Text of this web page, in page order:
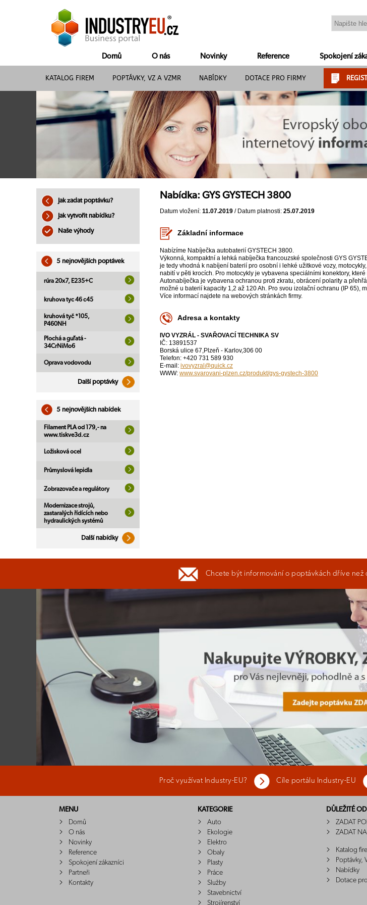
Domů O nás Novinky Reference Spokojení
KATALOG FIREM POPTÁVKY, VZ A VZMR NABÍDKY DOTACE PRO FIRMY
Jak zadat poptávku?
Jak vytvořit nabídku?
Naše výhody
5 nejnovějších poptávek
rúra 20x7, E235+C
kruhova tyc 46 c45
kruhová tyč *105,
P460NH
Plochá a guľatá -
34CrNiMo6
Oprava vodovodu
Další poptávky
5 nejnovějších nabídek
Filament PLA od 179,- na
www.tiskve3d.cz
Ložisková ocel
Průmyslová lepidla
Zobrazovače a regulátory
Modernizace strojů,
zastaralých řídících nebo
hydraulických systémů
Další nabídky
Nabídka: GYS GYSTECH 3800
Datum vložení: 11.07.2019 / Datum platnosti: 25.07.2019
Základní informace
Nabízíme Nabíječka autobaterií GYSTECH 3800.
Výkonná, kompaktní a lehká nabíječka francouzské společnosti GYS
je tedy vhodná k nabíjení baterií pro osobní i lehké užitkové vozy,
nabití v pěti krocích. Pro motocykly je vybavena speciálními konektory,
Autonabíječka je vybavena ochranou proti zkratu, obrácení polarity a
možné u baterií kapacity 1,2 až 120 Ah. Pro svou izolační ochranu (IP 65),
Více informací najdete na webových stránkách firmy.
Adresa a kontakty
IVO VYZRÁL - SVAŘOVACÍ TECHNIKA SV
IČ: 13891537
Borská ulice 67,Plzeň - Karlov,306 00
Telefon: +420 731 589 930
E-mail: ivovyzral@quick.cz
WWW: www.svarovani-plzen.cz/produkt/gys-gystech-3800
Chcete být informování o poptávkách dříve než
Proč využívat Industry-EU? Cíle portálu Industry-EU
MENU
Domů
O nás
Novinky
Reference
Spokojení zákazníci
Partneři
Kontakty
KATEGORIE
Auto
Ekologie
Elektro
Obaly
Plasty
Práce
Služby
Stavebnictví
Strojírenství
DŮLEŽITÉ
ZADAT
ZADAT
Katalog
Poptávky,
Nabídky
Dotace